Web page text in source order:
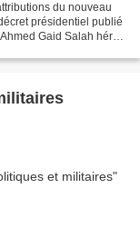
du nouveau
présidentiel publié
Gaid Salah hérite